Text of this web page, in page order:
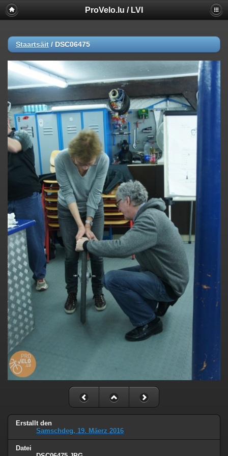
ProVelo.lu / LVI
Staartsäit / DSC06475
Erstallt den
Samschdeg, 19. Mäerz 2016
Datei